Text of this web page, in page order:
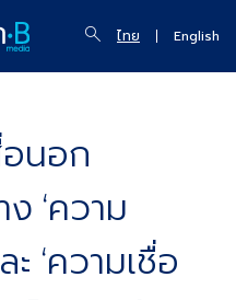
ไทย English
อนอก
‘ความ
‘ความเชื่อ